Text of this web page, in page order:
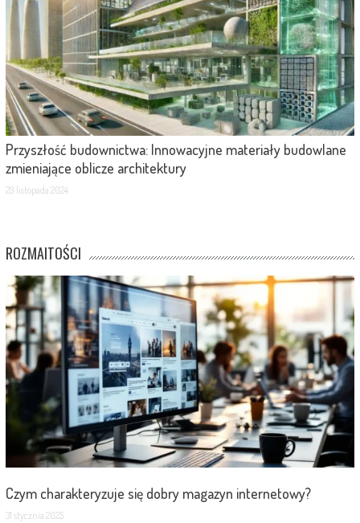
Przyszłość budownictwa: Innowacyjne materiały budowlane
zmieniające oblicze architektury
29 listopada 2024
ROZMAITOŚCI
Czym charakteryzuje się dobry magazyn internetowy?
31 stycznia 2025